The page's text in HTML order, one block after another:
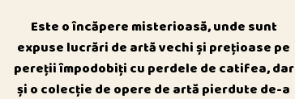
Este o încăpere misterioasă, unde sunt
expuse lucrări de artă vechi și prețioase pe
pereții împodobiți cu perdele de catifea, dar
și o colecție de opere de artă pierdute de-a